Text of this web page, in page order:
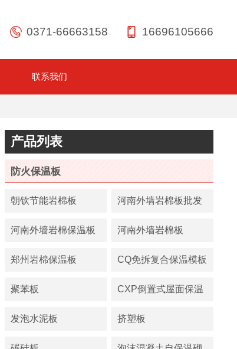
16696105666
0371-66663158
联系我们
产品列表
防火保温板
朝钦节能岩棉板 河南外墙岩棉板批发
价
河南外墙岩棉保温板
厂家
河南外墙岩棉板
郑州岩棉保温板 CQ免拆复合保温模板
聚苯板 CXP倒置式屋面保温
板
发泡水泥板 挤塑板